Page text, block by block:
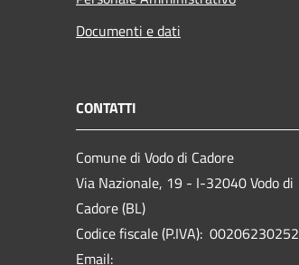
Documenti e dati
CONTATTI
Comune di Vodo di Cadore
Via Nazionale, 19 - I-32040 Vodo di
Cadore (BL)
Codice fiscale (P.IVA): 00206230252
Email: